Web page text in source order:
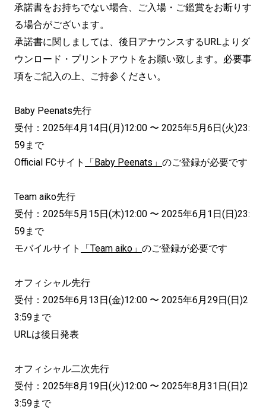
承諾書をお持ちでない場合、ご入場・ご鑑賞をお断りす
る場合がございます。
承諾書に関しましては、後日アナウンスするURLよりダ
ウンロード・プリントアウトをお願い致します。必要事
項をご記入の上、ご持参ください。
Baby Peenats先行
受付：2025年4月14日(月)12:00 〜 2025年5月6日(火)23:
59まで
Official FCサイト
「Baby Peenats」 のご登録が必要です
Team aiko先行
受付：2025年5月15日(木)12:00 〜 2025年6月1日(日)23:
59まで
モバイルサイト
「Team aiko」 のご登録が必要です
オフィシャル先行
受付：2025年6月13日(金)12:00 〜 2025年6月29日(日)2
3:59まで
URLは後日発表
オフィシャル二次先行
受付：2025年8月19日(火)12:00 〜 2025年8月31日(日)2
3:59まで